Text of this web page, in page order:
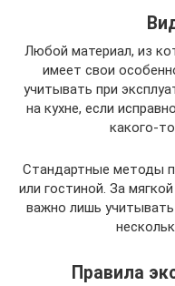
Любой материал, из
имеет свои
учитывать при
на кухне, если
какого-
Стандартные методы
или гостиной. За
важно лишь
Правила